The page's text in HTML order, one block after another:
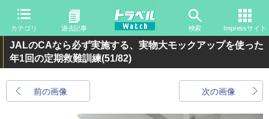
カテゴリ 過去記事 検索 Impressサイト
JALのCAなら必ず実施する、実物大モックアップを使った
年1回の定期救難訓練(51/82)
前の画像 次の画像